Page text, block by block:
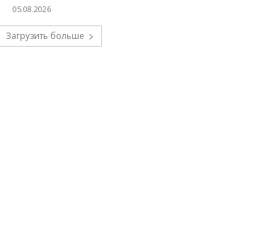
05.08.2026
Загрузить больше